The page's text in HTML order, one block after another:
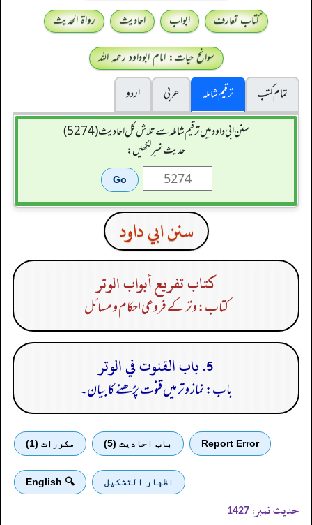
کتاب تعارف ابواب احادیث
رواۃ الحدیث
سوانح حیات: امام ابوداود رحمہ اللہ
تمام کتب
ترقیم شاملہ عربی
اردو
سنن ابي داود میں ترقیم شاملہ سے تلاش کل احادیث (5274)
حدیث نمبر لکھیں:
سنن ابي داود
كتاب تفريع أبواب الوتر
کتاب: وتر کے فروعی احکام و مسائل
5. باب القنوت في الوتر
باب: نماز وتر میں قنوت پڑھنے کا بیان۔
Report Error باب احادیث (5) مكررات (1)
اظهار التشكيل 🔍 English
حدیث نمبر: 1427